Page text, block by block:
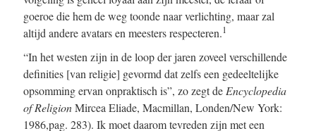
goeroe die hem de weg toonde naar verlichting, maar zal
altijd andere avatars en meesters respecteren.1
“In het westen zijn in de loop der jaren zoveel verschillende
definities [van religie] gevormd dat zelfs een gedeeltelijke
opsomming ervan onpraktisch is”, zo zegt de Encyclopedia
of ReligionMircea Eliade, Macmillan, Londen/New York:
1986,pag. 283). Ik moet daarom tevreden zijn met een